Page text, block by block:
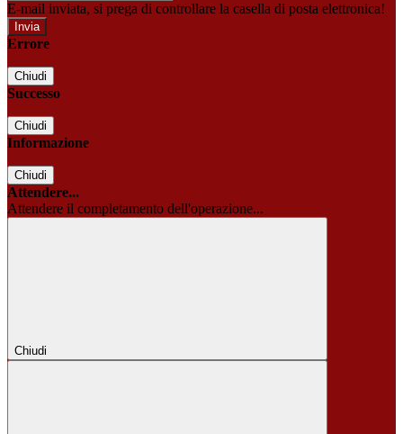
E-mail inviata, si prega di controllare la casella di posta elettronica!
Errore
Chiudi
Successo
Chiudi
Informazione
Chiudi
Attendere...
Attendere il completamento dell'operazione...
Chiudi